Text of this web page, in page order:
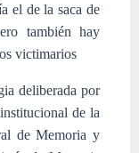
el de la saca de
también hay
victimarios
deliberada por
de la
de Memoria y